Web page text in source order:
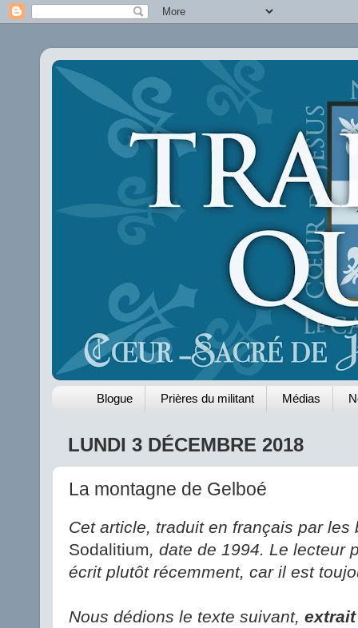
Blogue Prières du militant Médias
LUNDI 3 DÉCEMBRE 2018
La montagne de Gelboé
Cet article, traduit en français par les
Sodalitium, date de 1994. Le lecteur
écrit plutôt récemment, car il est
Nous dédions le texte suivant,